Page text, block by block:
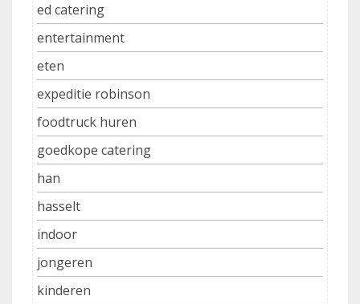
ed catering
entertainment
eten
expeditie robinson
foodtruck huren
goedkope catering
han
hasselt
indoor
jongeren
kinderen